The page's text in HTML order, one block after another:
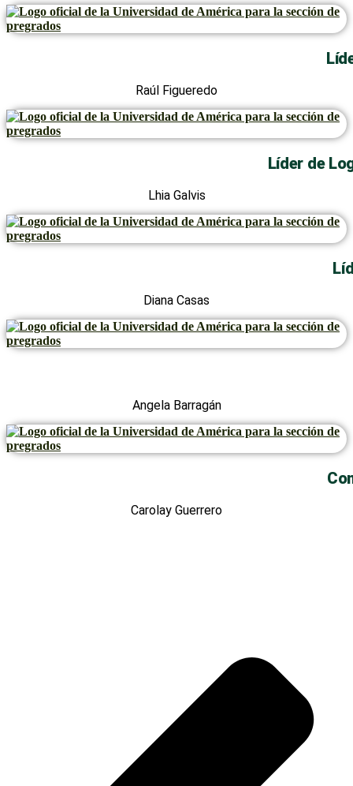
Raúl Figueredo
Líder de
Lhia Galvis
Diana Casas
Angela Barragán
Carolay Guerrero